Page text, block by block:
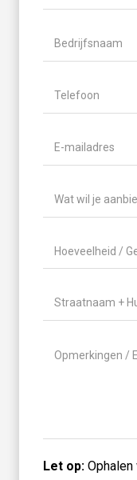
Bedrijfsnaam
Telefoon
mailadres
Wat
wil
aanbieden?
Hoeveelheid
/
Locatie(Vereist)
Geen
Let op: Ophalen